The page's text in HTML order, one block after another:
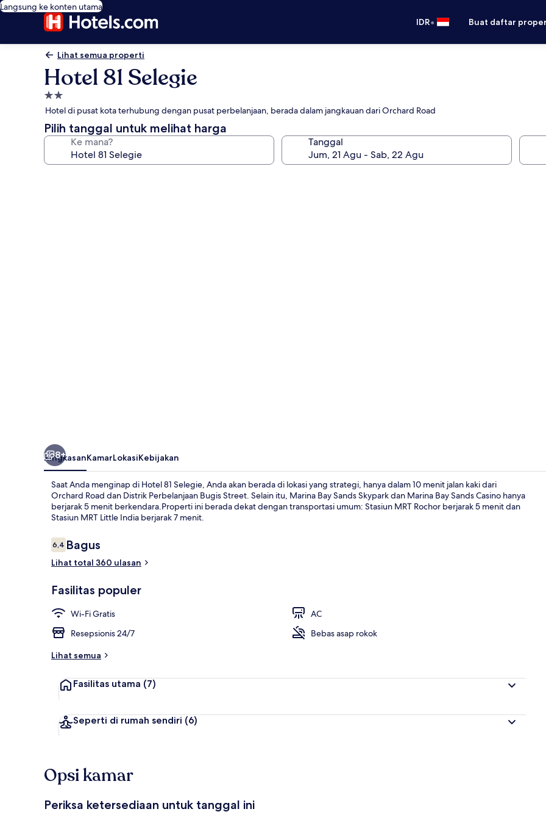
Langsung ke konten utama
IDR• Buat daftar
Lihat semua properti
Hotel 81 Selegie
Properti
bintang
2.0
Hotel di pusat kota terhubung dengan pusat perbelanjaan, berada dalam jangkauan dari Orchard Road
Pilih tanggal untuk melihat harga
Ke mana? Tanggal
8+
RingkasanKamarLokasiKebijakan
Saat Anda menginap di Hotel 81 Selegie, Anda akan berada di lokasi yang strategi, hanya dalam 10 menit jalan kaki dari
Orchard Road dan Distrik Perbelanjaan Bugis Street. Selain itu, Marina Bay Sands Skypark dan Marina Bay Sands Casino hanya
berjarak 5 menit berkendara.Properti ini berada dekat dengan transportasi umum: Stasiun MRT Rochor berjarak 5 menit dan
Stasiun MRT Little India berjarak 7 menit.
Ulasan
6,46,4 dari 10
Bagus
Lihat total 360 ulasan
Fasilitas populer
Wi-Fi Gratis
AC
Resepsionis 24/7
Bebas asap rokok
Lihat semua
Fasilitas utama (7)
Seperti di rumah sendiri (6)
Opsi kamar
Periksa ketersediaan untuk tanggal ini